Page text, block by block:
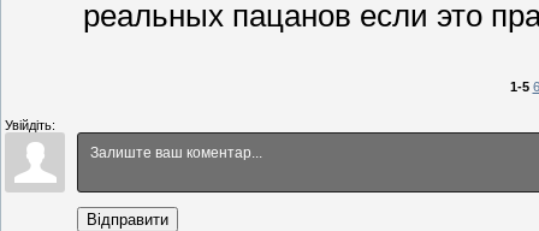
реальных пацанов если это
1-5
Увійдіть:
Відправити